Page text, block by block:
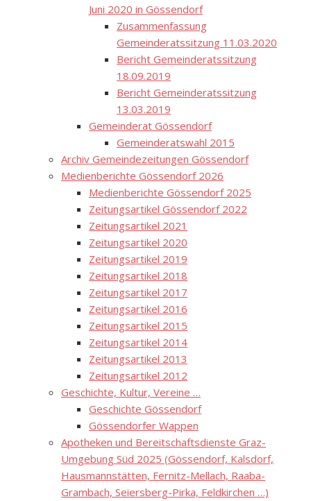
Juni 2020 in Gössendorf
Zusammenfassung
Gemeinderatssitzung 11.03.2020
Bericht Gemeinderatssitzung
18.09.2019
Bericht Gemeinderatssitzung
13.03.2019
Gemeinderat Gössendorf
Gemeinderatswahl 2015
Archiv Gemeindezeitungen Gössendorf
Medienberichte Gössendorf 2026
Medienberichte Gössendorf 2025
Zeitungsartikel Gössendorf 2022
Zeitungsartikel 2021
Zeitungsartikel 2020
Zeitungsartikel 2019
Zeitungsartikel 2018
Zeitungsartikel 2017
Zeitungsartikel 2016
Zeitungsartikel 2015
Zeitungsartikel 2014
Zeitungsartikel 2013
Zeitungsartikel 2012
Geschichte, Kultur, Vereine …
Geschichte Gössendorf
Gössendorfer Wappen
Apotheken und Bereitschaftsdienste Graz-
Umgebung Süd 2025 (Gössendorf, Kalsdorf,
Hausmannstätten, Fernitz-Mellach, Raaba-
Grambach, Seiersberg-Pirka, Feldkirchen …)